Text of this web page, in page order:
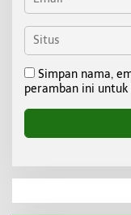
Simpan nama,
peramban ini